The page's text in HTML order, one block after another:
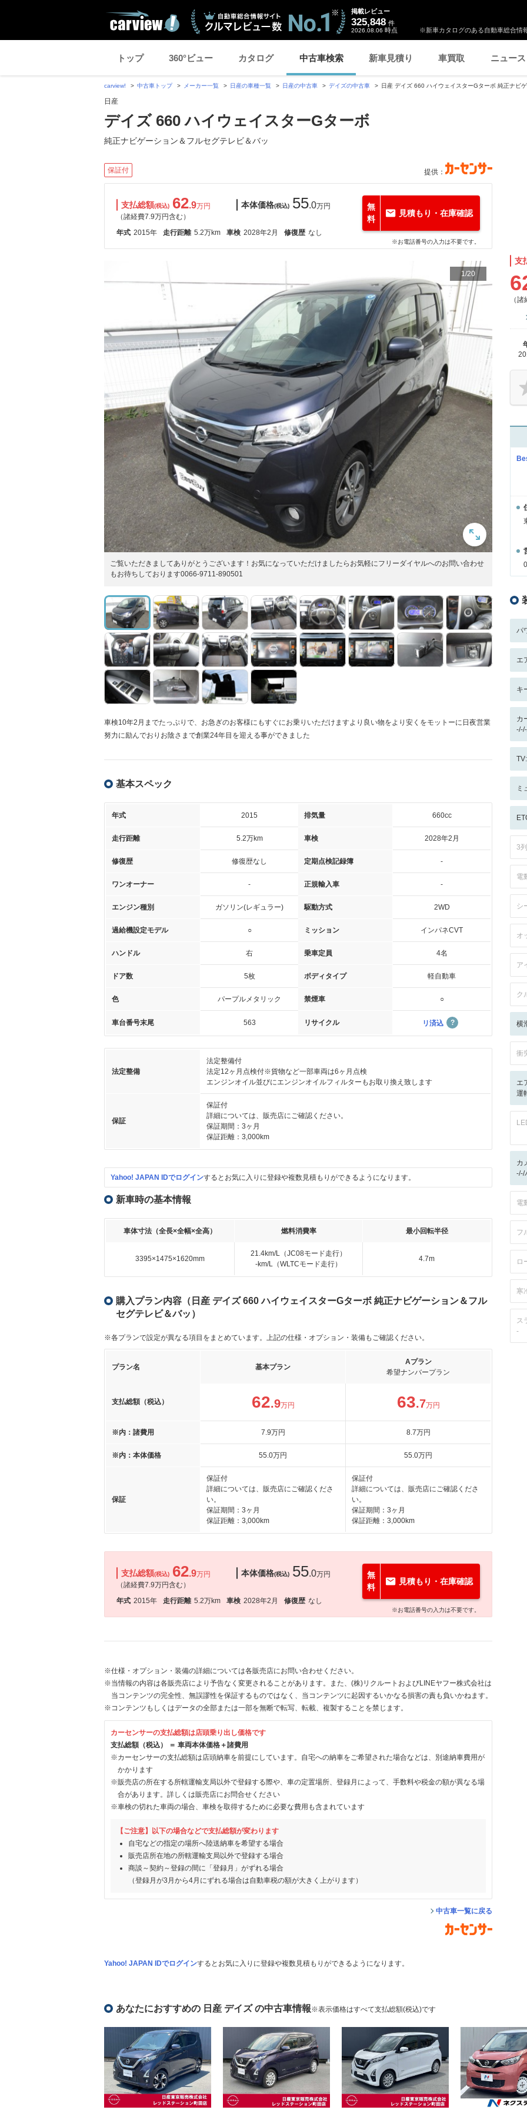
※新車カタログのある自動車総合情
掲載レビュー
325,848 件
2026.08.06 時点
トップ 360°ビュー カタログ 中古車検索 新車見積り 車買取 ニュース
carview! 中古車トップ メーカー一覧 日産の車種一覧 日産の中古車 デイズの中古車 日産 デイズ 660 ハイウェイスターGターボ 純正ナビ
日産
デイズ 660 ハイウェイスターGターボ
純正ナビゲーション＆フルセグテレビ＆バッ
保証付 提供：
支払総額(税込) 62.9万円
（諸経費7.9万円含む）
本体価格(税込) 55.0万円
年式 2015年 走行距離 5.2万km 車検 2028年2月 修復歴 なし
無
料
見積もり・在庫確認
※お電話番号の入力は不要です。
1/20
ご覧いただきましてありがとうございます！お気になっていただけましたらお気軽にフリーダイヤルへのお問い合わせ
もお待ちしております0066-9711-890501
車検10年2月までたっぷりで、お急ぎのお客様にもすぐにお乗りいただけますより良い物をより安くをモットーに日夜営業
努力に励んでおりお陰さまで創業24年目を迎える事ができました
基本スペック
年式 2015 排気量 660cc
走行距離 5.2万km 車検 2028年2月
修復歴 修復歴なし 定期点検記録簿 -
ワンオーナー - 正規輸入車 -
エンジン種別 ガソリン(レギュラー) 駆動方式 2WD
過給機設定モデル ○ ミッション インパネCVT
ハンドル 右 乗車定員 4名
ドア数 5枚 ボディタイプ 軽自動車
色 パープルメタリック 禁煙車 ○
車台番号末尾 563 リサイクル リ済込
法定整備
法定整備付
法定12ヶ月点検付※貨物など一部車両は6ヶ月点検
エンジンオイル並びにエンジンオイルフィルターもお取り換え致します
保証
保証付
詳細については、販売店にご確認ください。
保証期間：3ヶ月
保証距離：3,000km
Yahoo! JAPAN IDでログインするとお気に入りに登録や複数見積もりができるようになります。
新車時の基本情報
車体寸法（全長×全幅×全高） 燃料消費率 最小回転半径
3395×1475×1620mm
21.4km/L（JC08モード走行）
-km/L（WLTCモード走行）
4.7m
購入プラン内容（日産 デイズ 660 ハイウェイスターGターボ 純正ナビゲーション＆フル
セグテレビ＆バッ）
※各プランで設定が異なる項目をまとめています。上記の仕様・オプション・装備もご確認ください。
プラン名 基本プラン
Aプラン
希望ナンバープラン
支払総額（税込） 62.9万円 63.7万円
※内：諸費用 7.9万円 8.7万円
※内：本体価格 55.0万円 55.0万円
保証
保証付
詳細については、販売店にご確認くださ
い。
保証期間：3ヶ月
保証距離：3,000km
保証付
詳細については、販売店にご確認くださ
い。
保証期間：3ヶ月
保証距離：3,000km
支払総額(税込) 62.9万円
（諸経費7.9万円含む）
本体価格(税込) 55.0万円
年式 2015年 走行距離 5.2万km 車検 2028年2月 修復歴 なし
無
料
見積もり・在庫確認
※お電話番号の入力は不要です。
※仕様・オプション・装備の詳細については各販売店にお問い合わせください。
※当情報の内容は各販売店により予告なく変更されることがあります。また、(株)リクルートおよびLINEヤフー株式会社は
当コンテンツの完全性、無誤謬性を保証するものではなく、当コンテンツに起因するいかなる損害の責も負いかねます。
※コンテンツもしくはデータの全部または一部を無断で転写、転載、複製することを禁じます。
カーセンサーの支払総額は店頭乗り出し価格です
支払総額（税込） ＝ 車両本体価格＋諸費用
※カーセンサーの支払総額は店頭納車を前提にしています。自宅への納車をご希望された場合などは、別途納車費用が
かかります
※販売店の所在する所轄運輸支局以外で登録する際や、車の定置場所、登録月によって、手数料や税金の額が異なる場
合があります。詳しくは販売店にお問合せください
※車検の切れた車両の場合、車検を取得するために必要な費用も含まれています
【ご注意】以下の場合などで支払総額が変わります
自宅などの指定の場所へ陸送納車を希望する場合
販売店所在地の所轄運輸支局以外で登録する場合
商談～契約～登録の間に「登録月」がずれる場合
（登録月が3月から4月にずれる場合は自動車税の額が大きく上がります）
中古車一覧に戻る
Yahoo! JAPAN IDでログインするとお気に入りに登録や複数見積もりができるようになります。
支
（
パ
エ
キ
カ
ミ
3
電
シ
オ
ア
ク
横
衝
エ
運
カ
-/-/
電
フ
ロ
寒
ス
-
あなたにおすすめの 日産 デイズ の中古車情報※表示価格はすべて支払総額(税込)です